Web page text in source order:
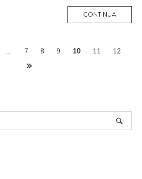
CONTINUAMORE
7 8 9 10 11 12